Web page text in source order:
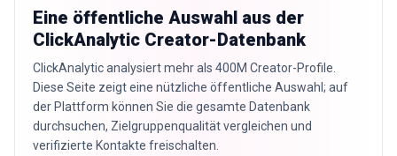
Eine öffentliche Auswahl aus der
ClickAnalytic Creator-Datenbank
ClickAnalytic analysiert mehr als 400M Creator-Profile.
Diese Seite zeigt eine nützliche öffentliche Auswahl; auf
der Plattform können Sie die gesamte Datenbank
durchsuchen, Zielgruppenqualität vergleichen und
verifizierte Kontakte freischalten.